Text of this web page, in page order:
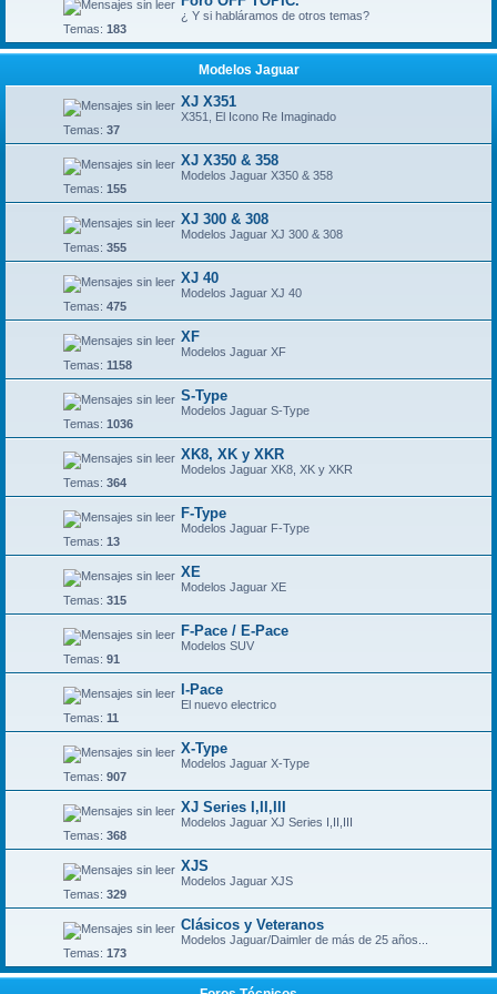
¿ Y si habláramos de otros temas?
Temas: 183
Modelos Jaguar
XJ X351
X351, El Icono Re Imaginado
Temas: 37
XJ X350 & 358
Modelos Jaguar X350 & 358
Temas: 155
XJ 300 & 308
Modelos Jaguar XJ 300 & 308
Temas: 355
XJ 40
Modelos Jaguar XJ 40
Temas: 475
XF
Modelos Jaguar XF
Temas: 1158
S-Type
Modelos Jaguar S-Type
Temas: 1036
XK8, XK y XKR
Modelos Jaguar XK8, XK y XKR
Temas: 364
F-Type
Modelos Jaguar F-Type
Temas: 13
XE
Modelos Jaguar XE
Temas: 315
F-Pace / E-Pace
Modelos SUV
Temas: 91
I-Pace
El nuevo electrico
Temas: 11
X-Type
Modelos Jaguar X-Type
Temas: 907
XJ Series I,II,III
Modelos Jaguar XJ Series I,II,III
Temas: 368
XJS
Modelos Jaguar XJS
Temas: 329
Clásicos y Veteranos
Modelos Jaguar/Daimler de más de 25 años...
Temas: 173